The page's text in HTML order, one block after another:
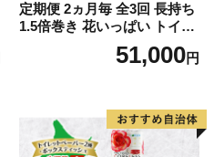
定期便 2ヵ月毎 全3回 長持ち
1.5倍巻き 花いっぱい トイレ
ットペーパー ダブル 45ｍ 計
72ロール 全18種 花柄 プリン
ー 消耗品 備蓄 送料無料 北海
道 倶知安町 日用品
51,000円